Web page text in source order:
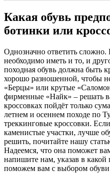
Какая обувь
ботинки или
Однозначно ответить
необходимо иметь и то, и
походная обувь должна быть
хорошо разношенной, чтобы
«Берцы» или крутые
фирменные «Найк» – решать
кроссовках пойдёт только
летнем и осеннем походе по
треккинговые кроссовки.
каменистые участки, лучше
решить, почитайте нашу
Надеемся, что она поможет
напишите нам, указав в какой
поможем вам с выбором